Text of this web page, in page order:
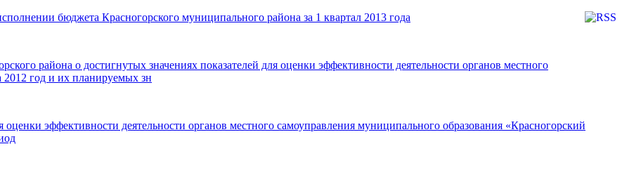
бюджета Красногорского муниципального района за 1 квартал 2013 года
района о достигнутых значениях показателей для оценки эффективности деятельности органов местного
2012 год и их планируемых зн
эффективности деятельности органов местного самоуправления муниципального образования «Красногорский